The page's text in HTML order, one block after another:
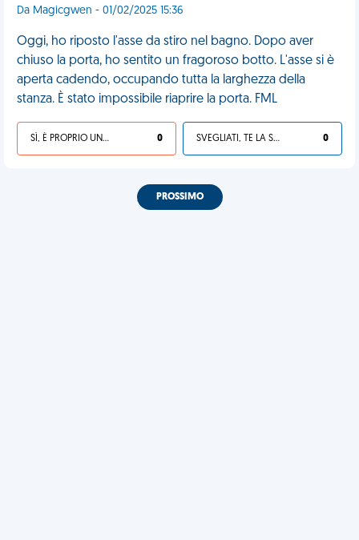
Da Magicgwen - 01/02/2025 15:36
Oggi, ho riposto l'asse da stiro nel bagno. Dopo aver
chiuso la porta, ho sentito un fragoroso botto. L'asse si è
aperta cadendo, occupando tutta la larghezza della
stanza. È stato impossibile riaprire la porta. FML
SÌ, È PROPRIO UNA VDM! 0 SVEGLIATI, TE LA SEI CERCATA! 0
PROSSIMO